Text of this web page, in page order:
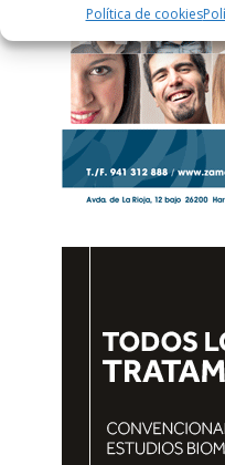
Política de cookies